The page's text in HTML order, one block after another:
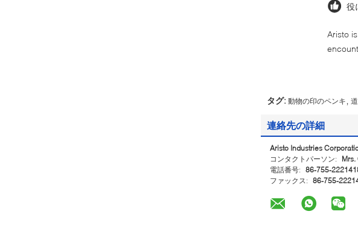
役
Aristo
タグ: 動物の印のペンキ
連絡先の詳細
Aristo Industries
コンタクトパーソン:
Mrs.
電話番号: 86-755-
ファックス: 86-755-